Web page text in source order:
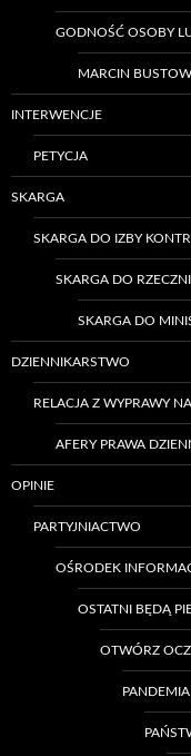
GODNOŚĆ OSOBY
MARCIN
INTERWENCJE
PETYCJA
SKARGA
SKARGA DO IZBY
SKARGA DO
SKARGA DO
DZIENNIKARSTWO
RELACJA Z WYPRAWY
AFERY PRAWA
OPINIE
PARTYJNIACTWO
OŚRODEK
OSTATNI BĘDĄ
OTWÓRZ